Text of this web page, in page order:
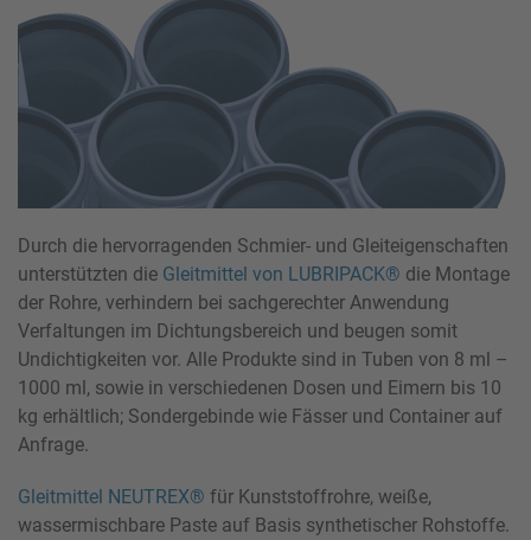
Durch die hervorragenden Schmier- und Gleiteigenschaften
unterstützten die Gleitmittel von LUBRIPACK® die Montage
der Rohre, verhindern bei sachgerechter Anwendung
Verfaltungen im Dichtungsbereich und beugen somit
Undichtigkeiten vor. Alle Produkte sind in Tuben von 8 ml –
1000 ml, sowie in verschiedenen Dosen und Eimern bis 10
kg erhältlich; Sondergebinde wie Fässer und Container auf
Anfrage.
Gleitmittel NEUTREX® für Kunststoffrohre, weiße,
wassermischbare Paste auf Basis synthetischer Rohstoffe.